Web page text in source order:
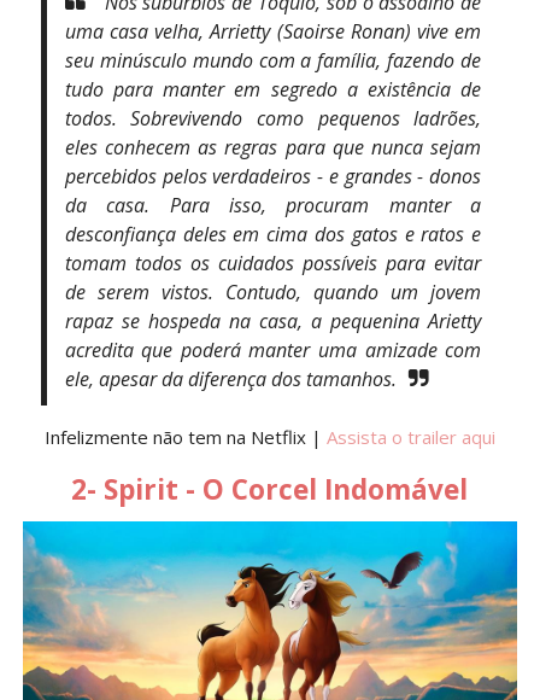
uma casa velha, Arrietty (Saoirse Ronan) vive em
seu minúsculo mundo com a família, fazendo de
tudo para manter em segredo a existência de
todos. Sobrevivendo como pequenos ladrões,
eles conhecem as regras para que nunca sejam
percebidos pelos verdadeiros - e grandes - donos
da casa. Para isso, procuram manter a
desconfiança deles em cima dos gatos e ratos e
tomam todos os cuidados possíveis para evitar
de serem vistos. Contudo, quando um jovem
rapaz se hospeda na casa, a pequenina Arietty
acredita que poderá manter uma amizade com
ele, apesar da diferença dos tamanhos.
Infelizmente não tem na Netflix | Assista o trailer aqui
2- Spirit - O Corcel Indomável